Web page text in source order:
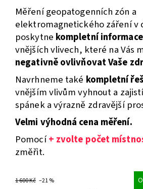
Měření geopatogenních zón a
elektromagnetického záření v
poskytne kompletní informace
vnějších vlivech, které na Vás
negativně ovlivňovat Vaše
Navrhneme také kompletní
vnějším vlivům vyhnout a
spánek a výrazně zdravější
Velmi výhodná cena měření.
Pomocí+ zvolte počet
změřit.
1 600 Kč –21 %